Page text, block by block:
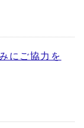
にご協力を